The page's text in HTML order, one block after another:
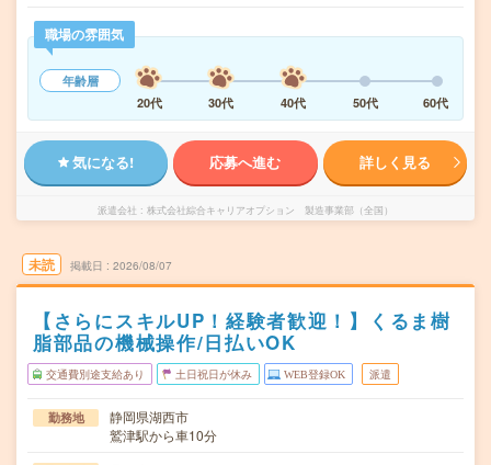
職場の雰囲気
年齢層
20代
30代 40代 50代 60代
気になる! 応募へ進む 詳しく見る
派遣会社 株式会社綜合キャリアオプション 製造事業部（全国）
未読 掲載日 2026/08/07
【さらにスキルUP！経験者歓迎！】くるま樹
脂部品の機械操作/日払いOK
交通費別途支給あり 土日祝日が休み WEB登録OK 派遣
勤務地
静岡県湖西市
鷲津駅から車10分